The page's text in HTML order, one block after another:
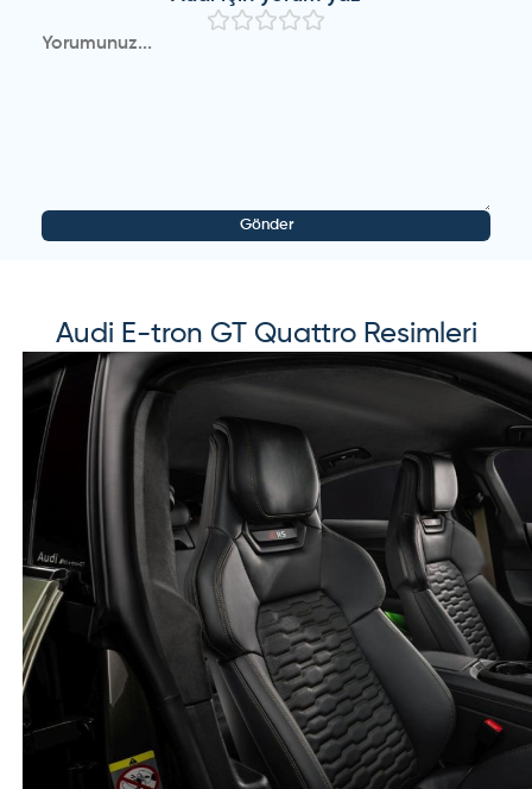
Gönder
Audi E-tron GT QuattroResimleri